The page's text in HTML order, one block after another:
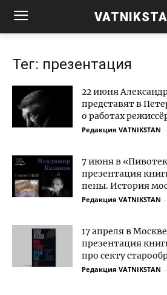
Тег: презентация
22 июня
представят в
о работах
Редакция VATNIKSTAN -
7 июня в
презентация
пены. История
Редакция VATNIKSTAN -
17 апреля в
презентация
про секту
Редакция VATNIKSTAN -